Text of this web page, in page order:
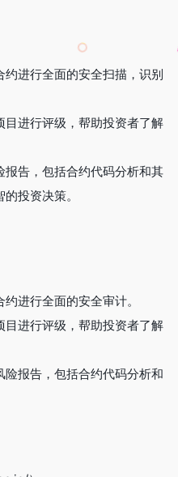
进行全面的安全扫描，识别
进行评级，帮助投资者了解
告，包括合约代码分析和其
投资决策。
进行全面的安全审计。
进行评级，帮助投资者了解
报告，包括合约代码分析和